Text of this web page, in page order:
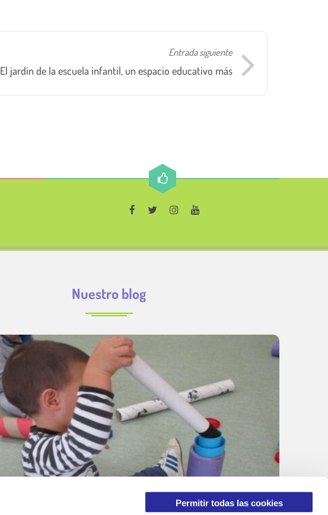
Permitir todas las cookies
Entrada siguiente
El jardín de la escuela infantil, un espacio educativo más
Nuestro blog